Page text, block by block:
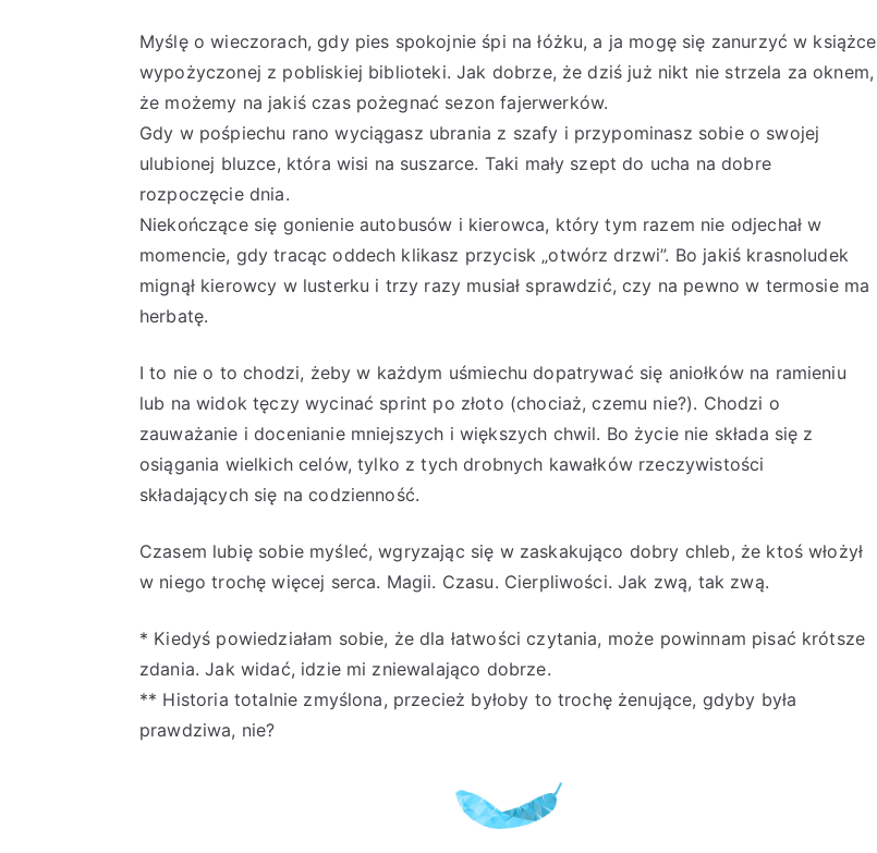
Myślę o wieczorach, gdy pies spokojnie śpi na łóżku, a ja mogę się zanurzyć w książce
wypożyczonej z pobliskiej biblioteki. Jak dobrze, że dziś już nikt nie strzela za oknem,
że możemy na jakiś czas pożegnać sezon fajerwerków.
Gdy w pośpiechu rano wyciągasz ubrania z szafy i przypominasz sobie o swojej
ulubionej bluzce, która wisi na suszarce. Taki mały szept do ucha na dobre
rozpoczęcie dnia.
Niekończące się gonienie autobusów i kierowca, który tym razem nie odjechał w
momencie, gdy tracąc oddech klikasz przycisk „otwórz drzwi”. Bo jakiś krasnoludek
mignął kierowcy w lusterku i trzy razy musiał sprawdzić, czy na pewno w termosie ma
herbatę.
I to nie o to chodzi, żeby w każdym uśmiechu dopatrywać się aniołków na ramieniu
lub na widok tęczy wycinać sprint po złoto (chociaż, czemu nie?). Chodzi o
zauważanie i docenianie mniejszych i większych chwil. Bo życie nie składa się z
osiągania wielkich celów, tylko z tych drobnych kawałków rzeczywistości
składających się na codzienność.
Czasem lubię sobie myśleć, wgryzając się w zaskakująco dobry chleb, że ktoś włożył
w niego trochę więcej serca. Magii. Czasu. Cierpliwości. Jak zwą, tak zwą.
* Kiedyś powiedziałam sobie, że dla łatwości czytania, może powinnam pisać krótsze
zdania. Jak widać, idzie mi zniewalająco dobrze.
** Historia totalnie zmyślona, przecież byłoby to trochę żenujące, gdyby była
prawdziwa, nie?